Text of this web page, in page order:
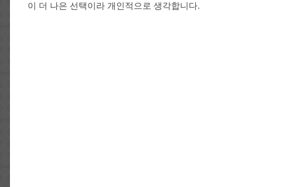
이 더 나은 선택이라 개인적으로 생각합니다.